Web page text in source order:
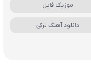
موزیک فایل
دانلود آهنگ ترکی